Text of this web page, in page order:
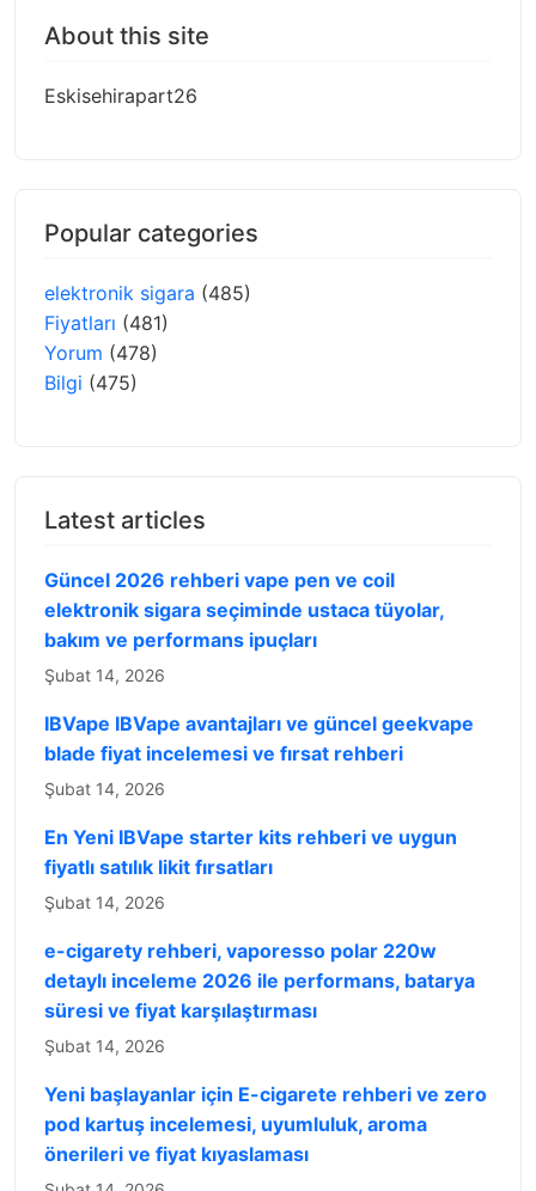
About this site
Eskisehirapart26
Popular categories
elektronik sigara (485)
Fiyatları (481)
Yorum (478)
Bilgi (475)
Latest articles
Güncel 2026 rehberi vape pen ve coil
elektronik sigara seçiminde ustaca tüyolar,
bakım ve performans ipuçları
Şubat 14, 2026
IBVape IBVape avantajları ve güncel geekvape
blade fiyat incelemesi ve fırsat rehberi
Şubat 14, 2026
En Yeni IBVape starter kits rehberi ve uygun
fiyatlı satılık likit fırsatları
Şubat 14, 2026
e-cigarety rehberi, vaporesso polar 220w
detaylı inceleme 2026 ile performans, batarya
süresi ve fiyat karşılaştırması
Şubat 14, 2026
Yeni başlayanlar için E-cigarete rehberi ve zero
pod kartuş incelemesi, uyumluluk, aroma
önerileri ve fiyat kıyaslaması